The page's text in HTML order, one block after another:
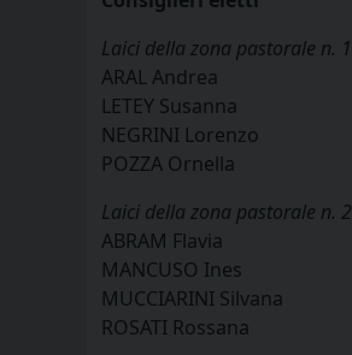
Laici della zona pastorale n. 1
ARAL Andrea
LETEY Susanna
NEGRINI Lorenzo
POZZA Ornella
Laici della zona pastorale n. 2
ABRAM Flavia
MANCUSO Ines
MUCCIARINI Silvana
ROSATI Rossana